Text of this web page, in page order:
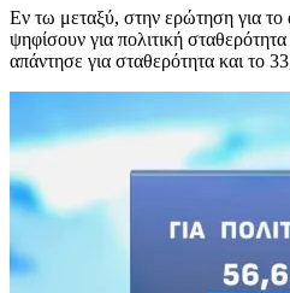
Εν τω μεταξύ, στην ερώτηση για το
ψηφίσουν για πολιτική
απάντησε για σταθερότητα και το